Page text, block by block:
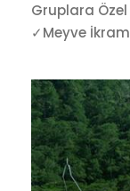
Gruplara Özel
✓Meyve